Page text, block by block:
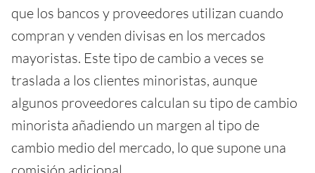
que los bancos y proveedores utilizan cuando
compran y venden divisas en los mercados
mayoristas. Este tipo de cambio a veces se
traslada a los clientes minoristas, aunque
algunos proveedores calculan su tipo de cambio
minorista añadiendo un margen al tipo de
cambio medio del mercado, lo que supone una